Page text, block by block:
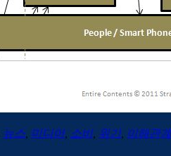
뉴스 미디어, 소비, 위기, 이해관